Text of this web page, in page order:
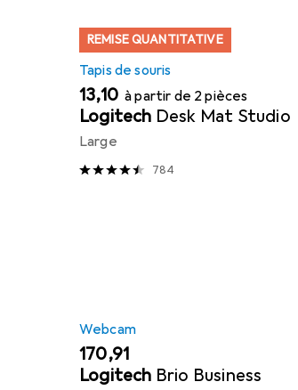
REMISE QUANTITATIVE
Tapis de souris
EUR
13,10 à partir de 2 pièces
Logitech Desk Mat Studio
Large
784
Webcam
EUR
170,91
Logitech Brio Business